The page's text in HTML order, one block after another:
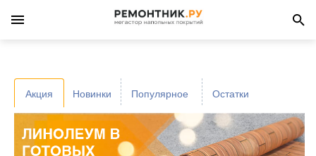
Акция Новинки Популярное Остатки